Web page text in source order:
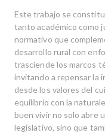
Este trabajo se
tanto académico como
normativo que
desarrollo rural con
trasciende los marcos
invitando a repensar la
desde los valores del
equilibrio con la
buen vivir no solo abre
legislativo, sino que